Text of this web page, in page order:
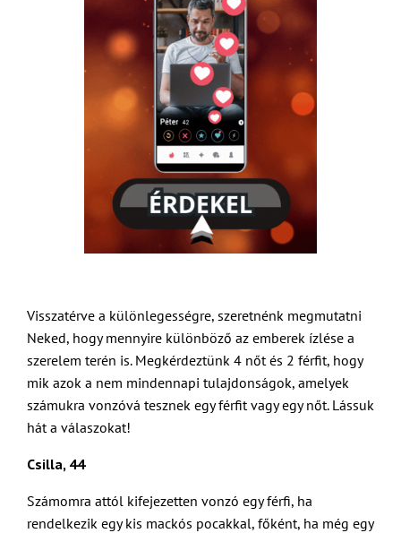
Visszatérve a különlegességre, szeretnénk megmutatni
Neked, hogy mennyire különböző az emberek ízlése a
szerelem terén is. Megkérdeztünk 4 nőt és 2 férfit, hogy
mik azok a nem mindennapi tulajdonságok, amelyek
számukra vonzóvá tesznek egy férfit vagy egy nőt. Lássuk
hát a válaszokat!
Csilla, 44
Számomra attól kifejezetten vonzó egy férfi, ha
rendelkezik egy kis mackós pocakkal, főként, ha még egy